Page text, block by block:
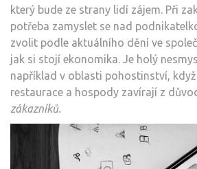
který bude ze strany lidí zájem. Při
potřeba zamyslet se nad
zvolit podle aktuálního dění ve
jak si stojí ekonomika. Je holý
například v oblasti pohostinství,
restaurace a hospody zavírají z
zákazníků.